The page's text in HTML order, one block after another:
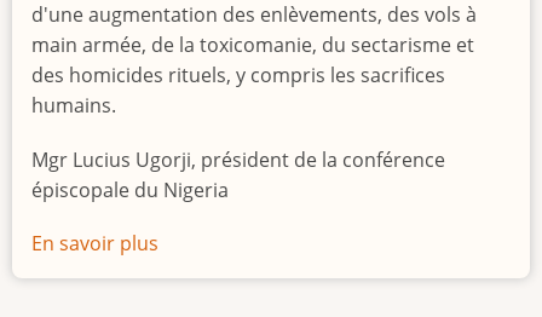
d'une augmentation des enlèvements, des vols à
main armée, de la toxicomanie, du sectarisme et
des homicides rituels, y compris les sacrifices
humains.
Mgr Lucius Ugorji, président de la conférence
épiscopale du Nigeria
En savoir plus
Le